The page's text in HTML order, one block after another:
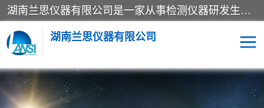
湖南兰思仪器有限公司是一家从事检测仪器研发生产销售和维修保养服务的综合型企业，产品符合国际标准可按需定制专业售前售后工程师，主要有门窗性能体验箱、门窗隔音展示箱、恒温恒湿试验箱、步入式恒温恒湿房、高低温试验箱、老化试验箱、老化试验房、恒温恒湿培养箱、水泥标准养护试验箱、电热鼓风干燥试验箱、真空干燥箱、工业烤箱、盐雾腐蚀试验箱等。
湖南兰思仪器有限公司
老化房 恒温恒湿试验箱